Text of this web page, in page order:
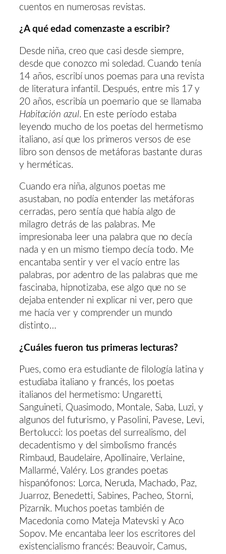
cuentos en numerosas revistas.
¿A qué edad comenzaste a escribir?
Desde niña, creo que casi desde siempre,
desde que conozco mi soledad. Cuando tenía
14 años, escribí unos poemas para una revista
de literatura infantil. Después, entre mis 17 y
20 años, escribía un poemario que se llamaba
Habitación azul. En este período estaba
leyendo mucho de los poetas del hermetismo
italiano, así que los primeros versos de ese
libro son densos de metáforas bastante duras
y herméticas.
Cuando era niña, algunos poetas me
asustaban, no podía entender las metáforas
cerradas, pero sentía que había algo de
milagro detrás de las palabras. Me
impresionaba leer una palabra que no decía
nada y en un mismo tiempo decía todo. Me
encantaba sentir y ver el vacío entre las
palabras, por adentro de las palabras que me
fascinaba, hipnotizaba, ese algo que no se
dejaba entender ni explicar ni ver, pero que
me hacía ver y comprender un mundo
distinto…
¿Cuáles fueron tus primeras lecturas?
Pues, como era estudiante de filología latina y
estudiaba italiano y francés, los poetas
italianos del hermetismo: Ungaretti,
Sanguineti, Quasimodo, Montale, Saba, Luzi, y
algunos del futurismo, y Pasolini, Pavese, Levi,
Bertolucci: los poetas del surrealismo, del
decadentismo y del simbolismo francés
Rimbaud, Baudelaire, Apollinaire, Verlaine,
Mallarmé, Valéry. Los grandes poetas
hispanófonos: Lorca, Neruda, Machado, Paz,
Juarroz, Benedetti, Sabines, Pacheo, Storni,
Pizarnik. Muchos poetas también de
Macedonia como Mateja Matevski y Aco
Sopov. Me encantaba leer los escritores del
existencialismo francés: Beauvoir, Camus,